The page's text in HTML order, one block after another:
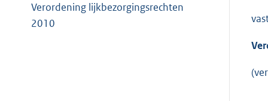
Verordening lijkbezorgingsrechten
2010